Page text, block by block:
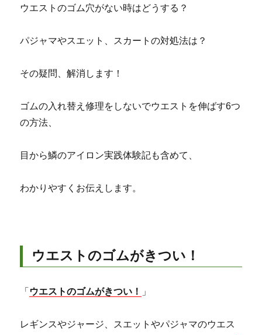
ウエストのゴム穴がない時はどうする？
パジャマやスエット、スカートの対処法は？
その疑問、解消します！
ゴムの入れ替え修理をしないでウエストを伸ばす6つ
の方法、
目から鱗のアイロン実践体験記も含めて、
わかりやすくお伝えします。
ウエストのゴムがきつい！
「 ウエストのゴムがきつい！ 」
レギンスやジャージ、スエットやパジャマのウエス